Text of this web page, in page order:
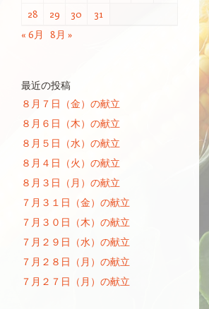
28
29 30
31
« 6月
8月 »
最近の投稿
８月７日（金）の献立
８月６日（木）の献立
８月５日（水）の献立
８月４日（火）の献立
８月３日（月）の献立
７月３１日（金）の献立
７月３０日（木）の献立
７月２９日（水）の献立
７月２８日（月）の献立
７月２７日（月）の献立